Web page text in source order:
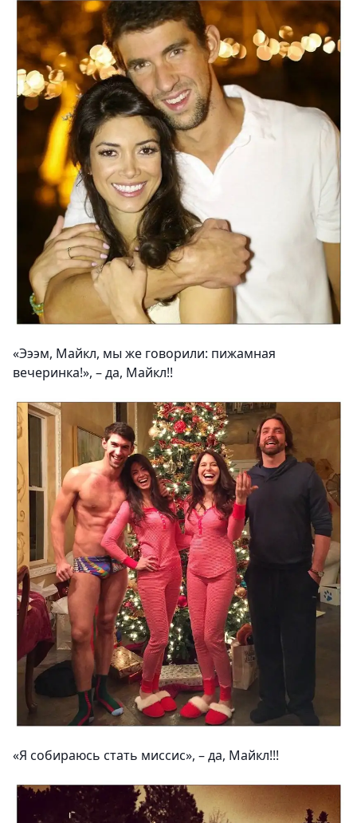
«Эээм, Майкл, мы же говорили: пижамная
вечеринка!», – да, Майкл!!
«Я собираюсь стать миссис», – да, Майкл!!!